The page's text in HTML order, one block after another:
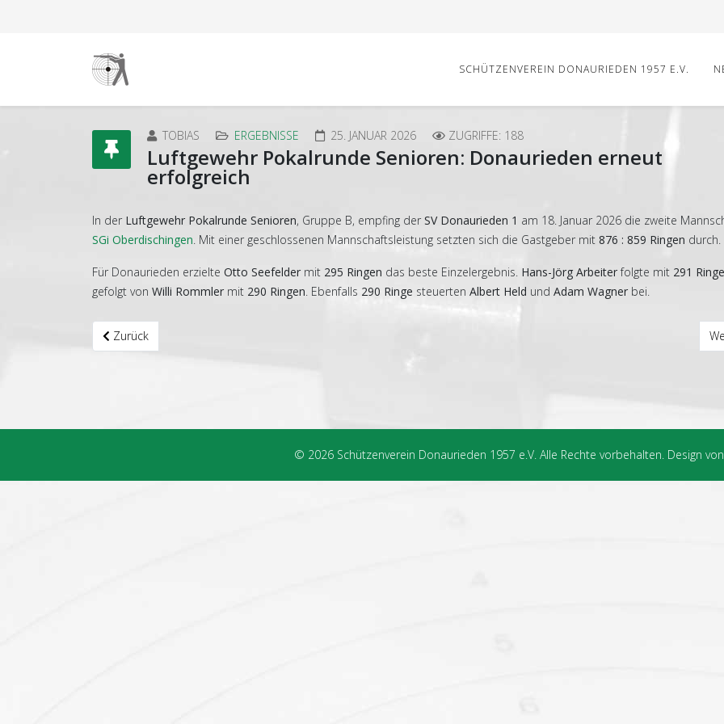
SCHÜTZENVEREIN DONAURIEDEN 1957 E.V.
TOBIAS ERGEBNISSE 25. JANUAR 2026 ZUGRIFFE: 188
Luftgewehr Pokalrunde Senioren: Donaurieden erneut
erfolgreich
In der Luftgewehr Pokalrunde Senioren, Gruppe B, empfing der SV Donaurieden 1 am 18. Januar 2026 die zweite
SGi Oberdischingen. Mit einer geschlossenen Mannschaftsleistung setzten sich die Gastgeber mit 876 : 859 Ringen durch.
Für Donaurieden erzielte Otto Seefelder mit 295 Ringen das beste Einzelergebnis. Hans-Jörg Arbeiterfolgte mit 291
gefolgt von Willi Rommler mit 290 Ringen. Ebenfalls 290 Ringe steuerten Albert Held und Adam Wagner bei.
Vorheriger Beitrag: Luftpistole Pokalrunde: Donaurieden mit klarem Heimsieg
Zurück
© 2026 Schützenverein Donaurieden 1957 e.V. Alle Rechte vorbehalten. Design